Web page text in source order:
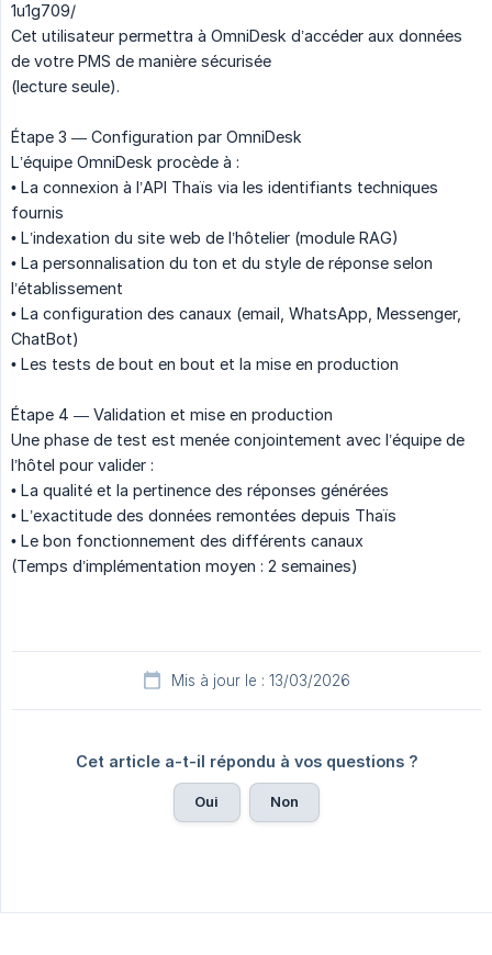
1u1g709/
Cet utilisateur permettra à OmniDesk d’accéder aux données
de votre PMS de manière sécurisée
(lecture seule).
Étape 3 — Configuration par OmniDesk
L’équipe OmniDesk procède à :
• La connexion à l’API Thaïs via les identifiants techniques
fournis
• L’indexation du site web de l’hôtelier (module RAG)
• La personnalisation du ton et du style de réponse selon
l’établissement
• La configuration des canaux (email, WhatsApp, Messenger,
ChatBot)
• Les tests de bout en bout et la mise en production
Étape 4 — Validation et mise en production
Une phase de test est menée conjointement avec l’équipe de
l’hôtel pour valider :
• La qualité et la pertinence des réponses générées
• L’exactitude des données remontées depuis Thaïs
• Le bon fonctionnement des différents canaux
(Temps d’implémentation moyen : 2 semaines)
Mis à jour le : 13/03/2026
Cet article a-t-il répondu à vos questions ?
Oui Non